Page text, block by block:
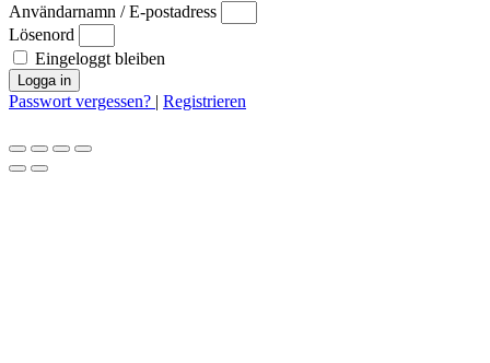
Användarnamn / E-postadress
Lösenord
Eingeloggt bleiben
Logga in
Passwort vergessen? | Registrieren